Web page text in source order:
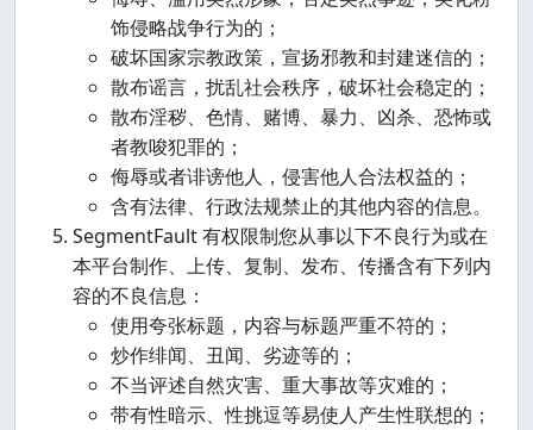
饰侵略战争行为的；
破坏国家宗教政策，宣扬邪教和封建迷信的；
散布谣言，扰乱社会秩序，破坏社会稳定的；
散布淫秽、色情、赌博、暴力、凶杀、恐怖或
者教唆犯罪的；
侮辱或者诽谤他人，侵害他人合法权益的；
含有法律、行政法规禁止的其他内容的信息。
SegmentFault 有权限制您从事以下不良行为或在
本平台制作、上传、复制、发布、传播含有下列内
容的不良信息：
使用夸张标题，内容与标题严重不符的；
炒作绯闻、丑闻、劣迹等的；
不当评述自然灾害、重大事故等灾难的；
带有性暗示、性挑逗等易使人产生性联想的；